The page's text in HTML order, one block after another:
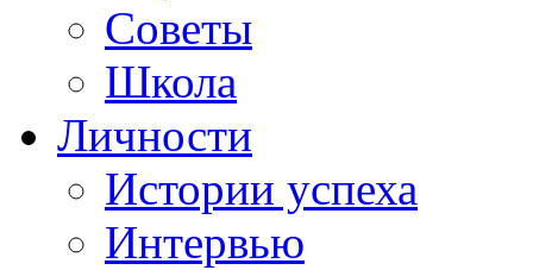
Советы
Школа
Личности
Истории успеха
Интервью